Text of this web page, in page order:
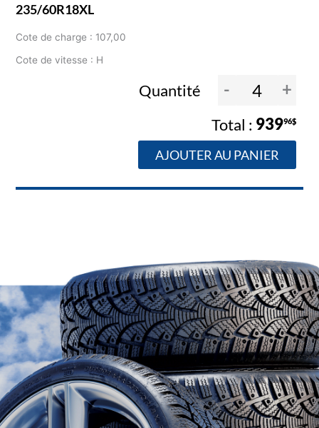
235/60R18XL
Cote de charge : 107,00
Cote de vitesse : H
Quantité - +
93996$
AJOUTER AU PANIER